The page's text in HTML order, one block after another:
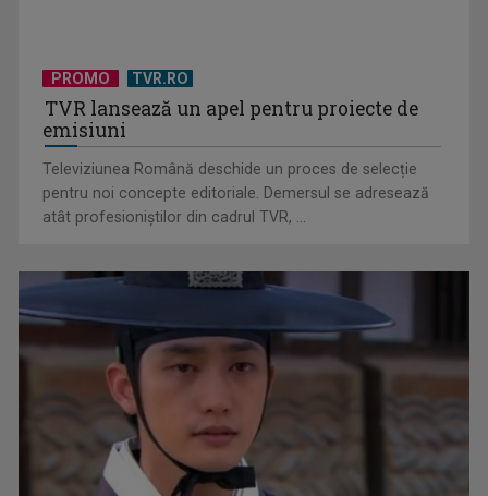
PROMO TVR.RO
TVR lansează un apel pentru proiecte de
emisiuni
Televiziunea Română deschide un proces de selecție
pentru noi concepte editoriale. Demersul se adresează